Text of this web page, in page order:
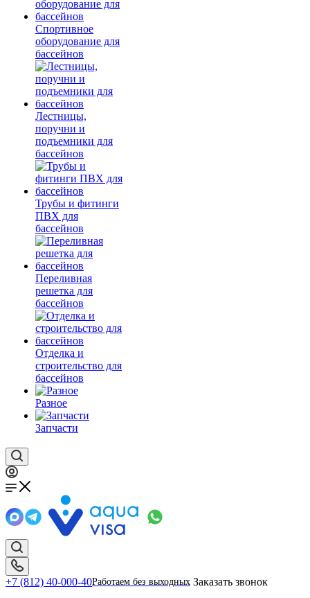
Спортивное
оборудование для
бассейнов
Лестницы,
поручни и
подъемники для
бассейнов
Трубы и фитинги
ПВХ для
бассейнов
Переливная
решетка для
бассейнов
Отделка и
строительство для
бассейнов
Разное
Запчасти
+7 (812) 40-000-40Работаем без выходных Заказать звонок